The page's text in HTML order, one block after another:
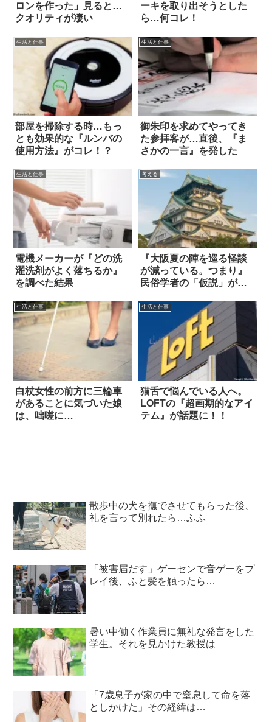
ロンを作った」見ると…
クオリティが凄い
ーキを取り出そうとした
ら…何コレ！
生活と仕事
部屋を掃除する時…もっ
とも効果的な『ルンバの
使用方法』がコレ！？
生活と仕事
御朱印を求めてやってき
た参拝客が…直後、『ま
さかの一言』を発した
生活と仕事
電機メーカーが『どの洗
濯洗剤がよく落ちるか』
を調べた結果
考える
『大阪夏の陣を巡る怪談
が減っている。つまり』
民俗学者の「仮説」が目
生活と仕事
白杖女性の前方に三輪車
があることに気づいた娘
は、咄嗟に…
生活と仕事
猫舌で悩んでいる人へ。
LOFTの『超画期的なアイ
テム』が話題に！！
散歩中の犬を撫でさせてもらった後、
礼を言って別れたら…ふふ
「被害届だす」ゲーセンで音ゲーをプ
レイ後、ふと髪を触ったら…
暑い中働く作業員に無礼な発言をした
学生。それを見かけた教授は
「7歳息子が家の中で窒息して命を落
としかけた」その経緯は…